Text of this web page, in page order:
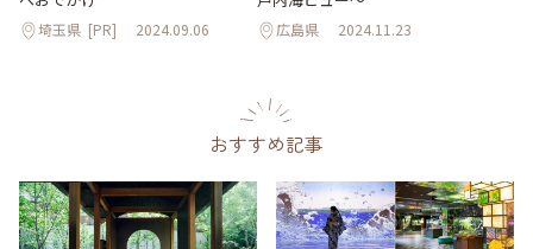
埼玉県 [PR] 2024.09.06 広島県 2024.11.23
おすすめ記事